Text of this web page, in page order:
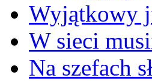
Wyjątkowy
W sieci
Na szefach